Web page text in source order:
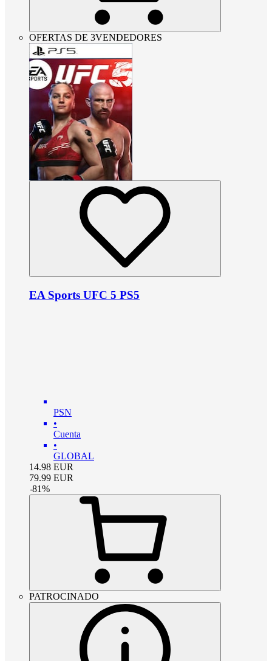
OFERTAS DE 3VENDEDORES
EA Sports UFC 5 PS5
PSN
•
Cuenta
•
GLOBAL
14.98 EUR
79.99 EUR
-81%
PATROCINADO